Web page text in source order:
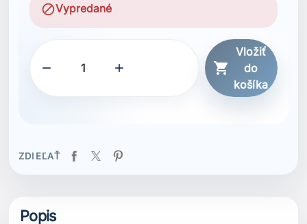
blockVypredané
  
Vložiť
do
košíka
ZDIEĽAŤ
Popis